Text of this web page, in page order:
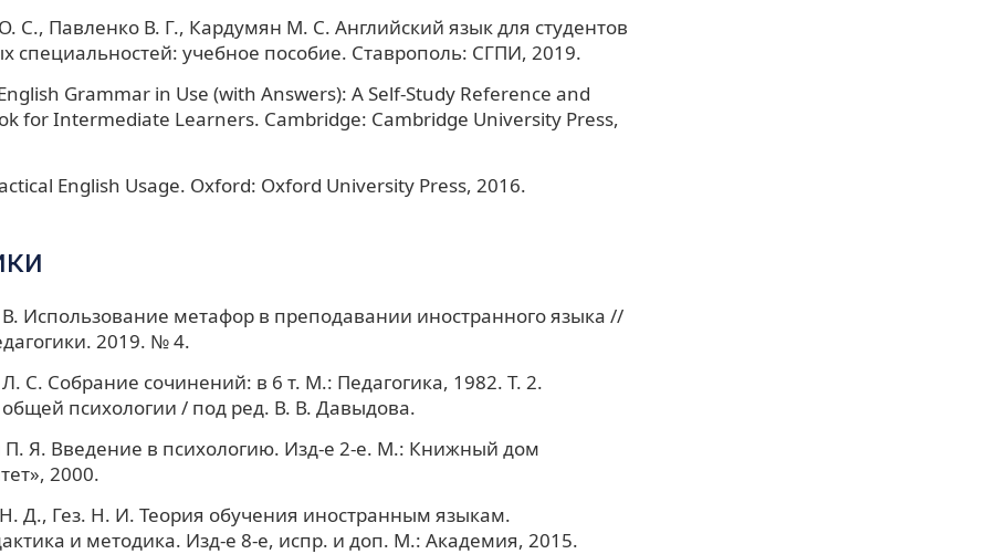
С., Павленко В. Г., Кардумян М. С. Английский язык для студентов
специальностей: учебное пособие. Ставрополь: СГПИ, 2019.
Grammar in Use (with Answers): A Self-Study Reference and
for Intermediate Learners. Cambridge: Cambridge University Press,
English Usage. Oxford: Oxford University Press, 2016.
Использование метафор в преподавании иностранного языка //
2019. № 4.
С. Собрание сочинений: в 6 т. М.: Педагогика, 1982. Т. 2.
психологии / под ред. В. В. Давыдова.
П. Я. Введение в психологию. Изд-е 2-е. М.: Книжный дом
2000.
Н. Д., Гез. Н. И. Теория обучения иностранным языкам.
и методика. Изд-е 8-е, испр. и доп. М.: Академия, 2015.